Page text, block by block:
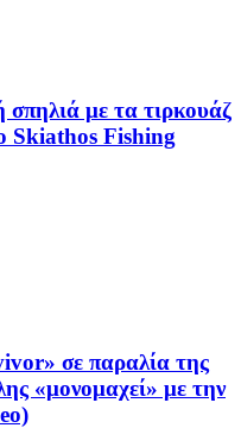
με τα τιρκουάζ
Skiathos Fishing
σε παραλία της
«μονομαχεί» με την